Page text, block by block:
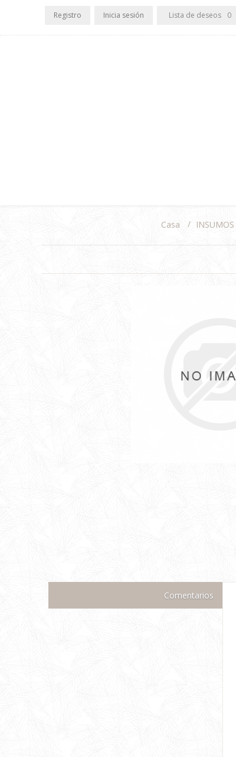
Registro Inicia sesión Lista de deseos 0
Casa / INSUMOS
Comentarios